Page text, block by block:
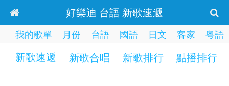
好樂迪 台語 新歌速遞
我的歌單 月份 台語 國語 日文 客家 粵語
新歌速遞 新歌合唱 新歌排行 點播排行